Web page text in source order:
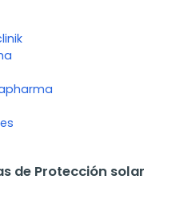
de Protección solar